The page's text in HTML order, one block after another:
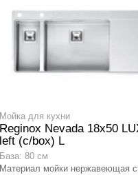
Мойка для кухни
Reginox Nevada 18x50
left (c/box) L
База: 80 см
Материал мойки нержавеющая